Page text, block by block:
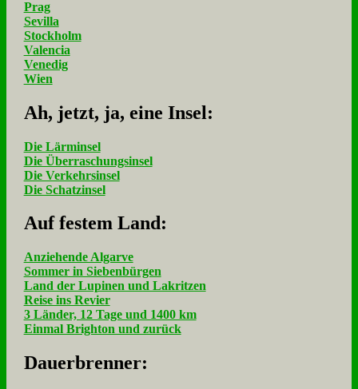
Prag
Sevilla
Stockholm
Valencia
Venedig
Wien
Ah, jetzt, ja, ei­ne In­sel:
Die Lärminsel
Die Überraschungsinsel
Die Verkehrsinsel
Die Schatzinsel
Auf fe­stem Land:
Anziehende Algarve
Sommer in Siebenbürgen
Land der Lupinen und Lakritzen
Reise ins Revier
3 Länder, 12 Tage und 1400 km
Einmal Brighton und zurück
Dau­er­bren­ner: